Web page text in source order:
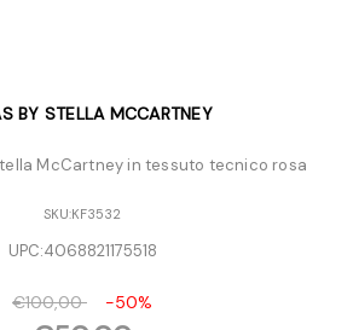
BY STELLA MCCARTNEY
McCartney in tessuto tecnico rosa
SKU:KF3532
UPC:4068821175518
€100,00 -50%